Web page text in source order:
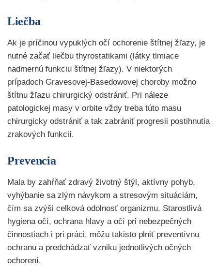
Liečba
Ak je príčinou vypuklých očí ochorenie štítnej žľazy, je
nutné začať liečbu thyrostatikami (látky tlmiace
nadmernú funkciu štítnej žľazy). V niektorých
prípadoch Gravesovej-Basedowovej choroby možno
štítnu žľazu chirurgický odstrániť. Pri náleze
patologickej masy v orbite vždy treba túto masu
chirurgicky odstrániť a tak zabrániť progresii postihnutia
zrakových funkcií.
Prevencia
Mala by zahŕňať zdravý životný štýl, aktívny pohyb,
vyhýbanie sa zlým návykom a stresovým situáciám,
čím sa zvýši celková odolnosť organizmu. Starostlivá
hygiena očí, ochrana hlavy a očí pri nebezpečných
činnostiach i pri práci, môžu takisto plniť preventívnu
ochranu a predchádzať vzniku jednotlivých očných
ochorení.